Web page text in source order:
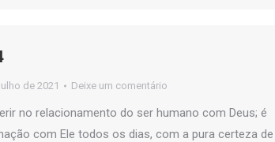
de 2021 Deixe um comentário
no relacionamento do ser humano com Deus; é
com Ele todos os dias, com a pura certeza de